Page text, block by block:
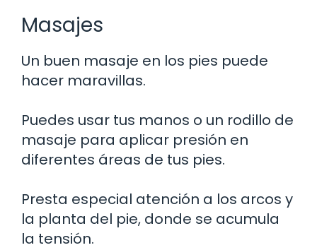
Masajes
Un buen masaje en los pies puede
hacer maravillas.
Puedes usar tus manos o un rodillo de
masaje para aplicar presión en
diferentes áreas de tus pies.
Presta especial atención a los arcos y
la planta del pie, donde se acumula
la tensión.